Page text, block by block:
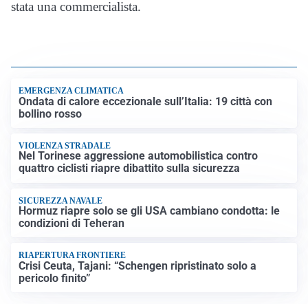
stata una commercialista.
EMERGENZA CLIMATICA
Ondata di calore eccezionale sull’Italia: 19 città con
bollino rosso
VIOLENZA STRADALE
Nel Torinese aggressione automobilistica contro
quattro ciclisti riapre dibattito sulla sicurezza
SICUREZZA NAVALE
Hormuz riapre solo se gli USA cambiano condotta: le
condizioni di Teheran
RIAPERTURA FRONTIERE
Crisi Ceuta, Tajani: “Schengen ripristinato solo a
pericolo finito”